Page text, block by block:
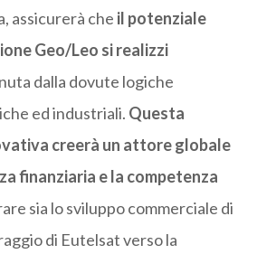
assicurerà che il potenziale
Geo/Leo si realizzi
dalla dovute logiche
ed industriali. Questa
creerà un attore globale
finanziaria e la competenza
sia lo sviluppo commerciale di
di Eutelsat verso la